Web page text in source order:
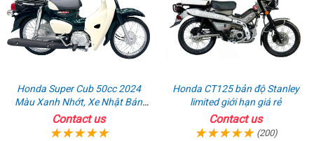
Honda Super Cub 50cc 2024
Màu Xanh Nhớt, Xe Nhật Bán
Chạy Nhất
Contact us
Honda CT125 bản độ Stanley
limited giới hạn giá rẻ
Contact us
(200)